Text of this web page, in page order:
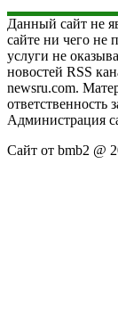
Данный сайт не
сайте ни чего не
услуги не
новостей RSS
newsru.com.
ответственность
Администрация
Сайт от bmb2 @